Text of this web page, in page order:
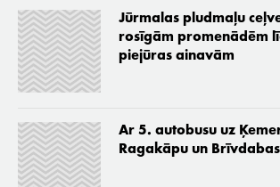
Jūrmalas pludmaļu
rosīgām promenādēm
piejūras ainavām
Ar 5. autobusu uz
Ragakāpu un